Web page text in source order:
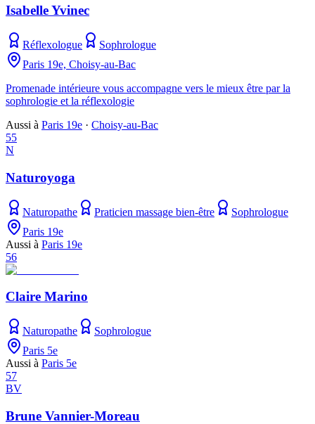
Isabelle Yvinec
Réflexologue
Sophrologue
Paris 19e, Choisy-au-Bac
Promenade intérieure vous accompagne vers le mieux être par la
sophrologie et la réflexologie
Aussi à Paris 19e · Choisy-au-Bac
55
N
Naturoyoga
Naturopathe Praticien massage bien-être
Sophrologue
Paris 19e
Aussi à Paris 19e
56
Claire Marino
Naturopathe
Sophrologue
Paris 5e
Aussi à Paris 5e
57
BV
Brune Vannier-Moreau